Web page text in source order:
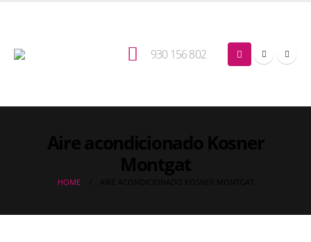
930 156 802
HOME